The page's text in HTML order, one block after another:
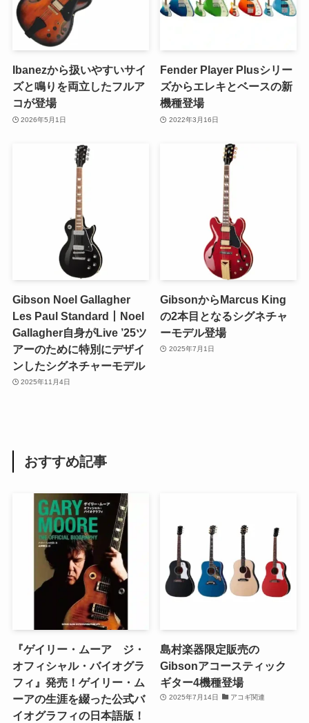
Ibanezから扱いやすいサイ
ズと鳴りを両立したフルア
コが登場
2026年5月1日
Fender Player Plusシリー
ズからエレキとベースの新
機種登場
2022年3月16日
Gibson Noel Gallagher
Les Paul Standard丨Noel
Gallagher自身がLive ’25ツ
アーのために特別にデザイ
ンしたシグネチャーモデル
2025年11月4日
GibsonからMarcus King
の2本目となるシグネチャ
ーモデル登場
2025年7月1日
おすすめ記事
『ゲイリー・ムーア ジ・
オフィシャル・バイオグラ
フィ』発売！ゲイリー・ム
ーアの生涯を綴った公式バ
イオグラフィの日本語版！
島村楽器限定販売の
Gibsonアコースティック
ギター4機種登場
2025年7月14日 アコギ関連